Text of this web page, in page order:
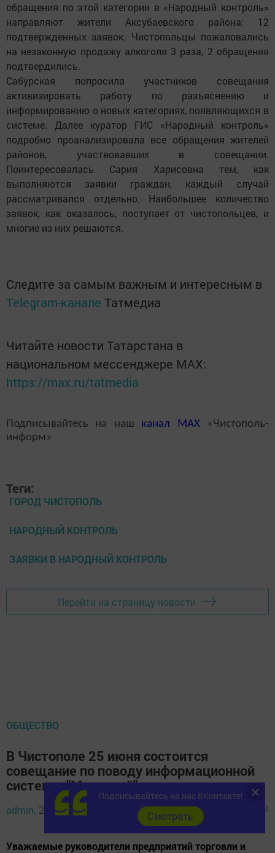
обращения по этой категории в «Народный контроль»
направляют жители Аксубаевского района: 12
подтвержденных заявок. Чистопольцы пожаловались
на незаконную продажу алкоголя 3 раза, 2 обращения
подтвердились.
Сабурская попросила участников совещания
активизировать работу по разъяснению и
информированию о новых категориях, появляющихся в
системе. Далее куратор ГИС «Народный контроль»
подробно проанализировала все обращения жителей
районов, участвовавших в совещании.
Поинтересовалась Сария Харисовна тем, как
выполняются заявки граждан, каждый случай
рассматривался отдельно. Наибольшее количество
заявок, как оказалось, поступает от чистопольцев, и
многие из них решаются.
Следите за самым важным и интересным в
Telegram-канале Татмедиа
Читайте новости Татарстана в
национальном мессенджере MАХ:
https://max.ru/tatmedia
Подписывайтесь на наш канал MAX«Чистополь-
информ»
Теги:
ГОРОД ЧИСТОПОЛЬ
НАРОДНЫЙ КОНТРОЛЬ
ЗАЯВКИ В НАРОДНЫЙ КОНТРОЛЬ
Перейти на страницу новости
ОБЩЕСТВО
В Чистополе 25 июня состоится
совещание по поводу информационной
системы "Меркурий"
admin, 24 июня 2018 - 08:05 0
Уважаемые руководители предприятий торговли и
Подписывайтесь на нас ВКонтакте!
Cмотреть